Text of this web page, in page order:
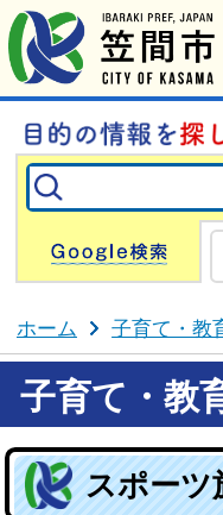
ホーム 子育て・教
子育て・教
スポーツ